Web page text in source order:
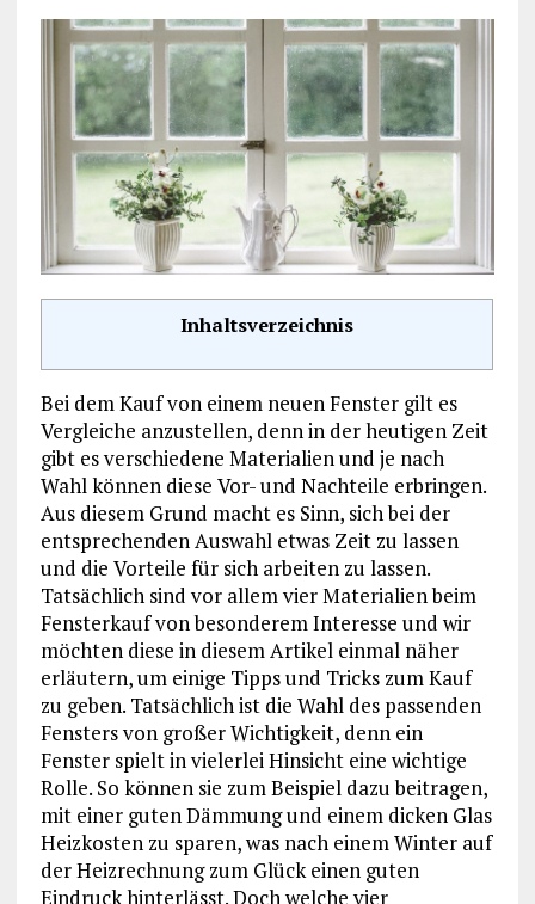
Inhaltsverzeichnis
Bei dem Kauf von einem neuen Fenster gilt es
Vergleiche anzustellen, denn in der heutigen Zeit
gibt es verschiedene Materialien und je nach
Wahl können diese Vor- und Nachteile erbringen.
Aus diesem Grund macht es Sinn, sich bei der
entsprechenden Auswahl etwas Zeit zu lassen
und die Vorteile für sich arbeiten zu lassen.
Tatsächlich sind vor allem vier Materialien beim
Fensterkauf von besonderem Interesse und wir
möchten diese in diesem Artikel einmal näher
erläutern, um einige Tipps und Tricks zum Kauf
zu geben. Tatsächlich ist die Wahl des passenden
Fensters von großer Wichtigkeit, denn ein
Fenster spielt in vielerlei Hinsicht eine wichtige
Rolle. So können sie zum Beispiel dazu beitragen,
mit einer guten Dämmung und einem dicken Glas
Heizkosten zu sparen, was nach einem Winter auf
der Heizrechnung zum Glück einen guten
Eindruck hinterlässt. Doch welche vier